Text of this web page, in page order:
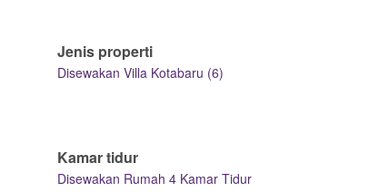
Jenis properti
Disewakan Villa Kotabaru (6)
Kamar tidur
Disewakan Rumah 4 Kamar Tidur